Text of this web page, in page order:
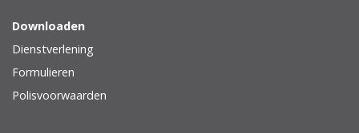
Downloaden
Dienstverlening
Formulieren
Polisvoorwaarden